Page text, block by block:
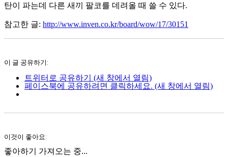
탄이 파는데 다른 새끼 팔코를 데려올 때 쓸 수 있다.
참고한 글: http://www.inven.co.kr/board/wow/17/30151
이 글 공유하기:
트위터로 공유하기 (새 창에서 열림)
페이스북에 공유하려면 클릭하세요. (새 창에서 열림)
이것이 좋아요:
좋아하기 가져오는 중...